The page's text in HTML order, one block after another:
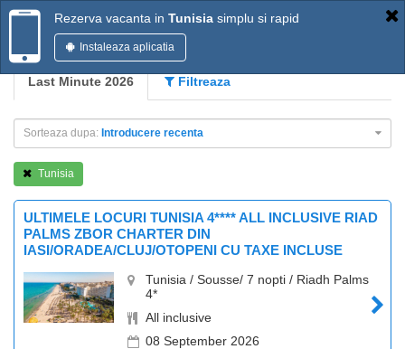
Rezerva vacanta in Tunisia simplu si rapid
Instaleaza aplicatia
Last Minute 2026 Filtreaza
Sorteaza dupa: Introducere recenta
Tunisia
ULTIMELE LOCURI TUNISIA 4**** ALL INCLUSIVE RIAD
PALMS ZBOR CHARTER DIN
IASI/ORADEA/CLUJ/OTOPENI CU TAXE INCLUSE
Tunisia / Sousse/ 7 nopti / Riadh Palms
4*
All inclusive
08 September 2026